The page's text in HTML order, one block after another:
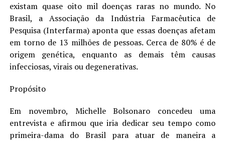
existam quase oito mil doenças raras no mundo. No
Brasil, a Associação da Indústria Farmacêutica de
Pesquisa (Interfarma) aponta que essas doenças afetam
em torno de 13 milhões de pessoas. Cerca de 80% é de
origem genética, enquanto as demais têm causas
infecciosas, virais ou degenerativas.
Propósito
Em novembro, Michelle Bolsonaro concedeu uma
entrevista e afirmou que iria dedicar seu tempo como
primeira-dama do Brasil para atuar de maneira a